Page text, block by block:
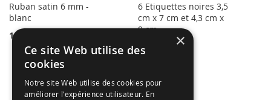
Ruban satin 6 mm -
blanc
1,99 €
6 Etiquettes noires 3,5
cm x 7 cm et 4,3 cm x
9 cm
1,99 €
×
Ce site Web utilise des
cookies
Notre site Web utilise des cookies pour
améliorer l'expérience utilisateur. En